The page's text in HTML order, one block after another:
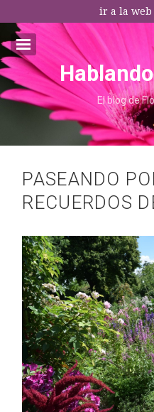
ir a la
I agree terms and
Email:*
* This field is required
ARTE FLORAL
BLOGS
Bodas
CULTIVOS
DECORACION
El blog de
PASEANDO
RECUERDOS